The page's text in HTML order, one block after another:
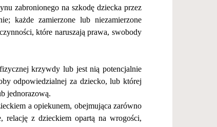
zabronionego na szkodędziecka przez
każde zamierzone lub niezamierzone
ści, które naruszająprawa, swobody
krzywdy lub jest niąpotencjalnie
odpowiedzialnej za dziecko, lub której
jednorazową.
a opiekunem, obejmująca zarówno
relację z dzieckiem opartą na wrogości,